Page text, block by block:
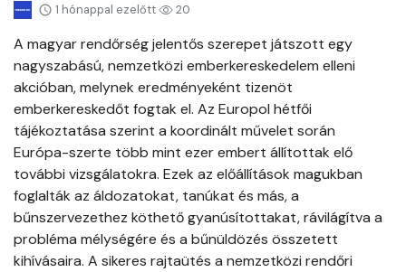
1 hónappal ezelőtt 20
A magyar rendőrség jelentős szerepet játszott egy
nagyszabású, nemzetközi emberkereskedelem elleni
akcióban, melynek eredményeként tizenöt
emberkereskedőt fogtak el. Az Europol hétfői
tájékoztatása szerint a koordinált művelet során
Európa-szerte több mint ezer embert állítottak elő
további vizsgálatokra. Ezek az előállítások magukban
foglalták az áldozatokat, tanúkat és más, a
bűnszervezethez köthető gyanúsítottakat, rávilágítva a
probléma mélységére és a bűnüldözés összetett
kihívásaira. A sikeres rajtaütés a nemzetközi rendőri